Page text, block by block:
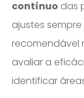
contínuo das
ajustes
recomendável
avaliar a
identificar